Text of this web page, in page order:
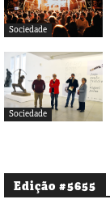
Sociedade
Sociedade
Edição #5655